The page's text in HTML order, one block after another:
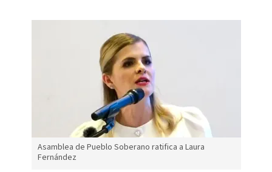
Asamblea de Pueblo Soberano ratifica a Laura
Fernández